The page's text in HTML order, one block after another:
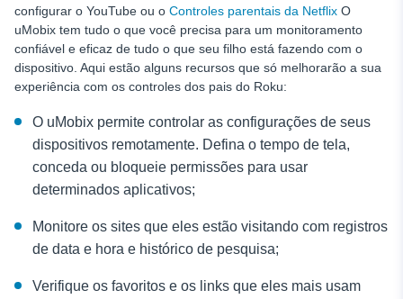
configurar o YouTube ou o Controles parentais da Netflix O
uMobix tem tudo o que você precisa para um monitoramento
confiável e eficaz de tudo o que seu filho está fazendo com o
dispositivo. Aqui estão alguns recursos que só melhorarão a sua
experiência com os controles dos pais do Roku:
O uMobix permite controlar as configurações de seus
dispositivos remotamente. Defina o tempo de tela,
conceda ou bloqueie permissões para usar
determinados aplicativos;
Monitore os sites que eles estão visitando com registros
de data e hora e histórico de pesquisa;
Verifique os favoritos e os links que eles mais usam